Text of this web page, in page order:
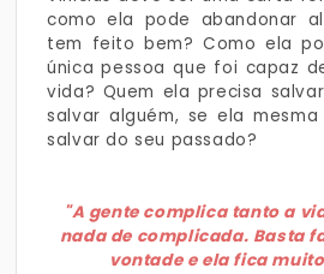
como ela pode abandonar
tem feito bem? Como ela
única pessoa que foi capaz
vida? Quem ela precisa
salvar alguém, se ela
salvar do seu passado?
"A gente complica tanto a
nada de complicada. Basta
vontade e ela fica